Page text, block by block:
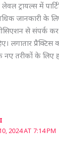
ट्रायल्स में
अधिक जानकारी के
से संपर्क कर
लगातार प्रैक्टिस
नए तरीकों के लिए
2024 AT 7:14 PM